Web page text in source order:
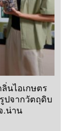
นไอเกษตร
ปจากวัตถุดิบ
.น่าน